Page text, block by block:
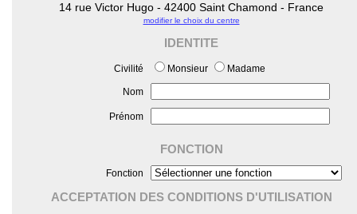
14 rue Victor Hugo - 42400 Saint Chamond - France
modifier le choix du centre
IDENTITE
Civilité Monsieur Madame
Nom
Prénom
FONCTION
Fonction
ACCEPTATION DES CONDITIONS D'UTILISATION